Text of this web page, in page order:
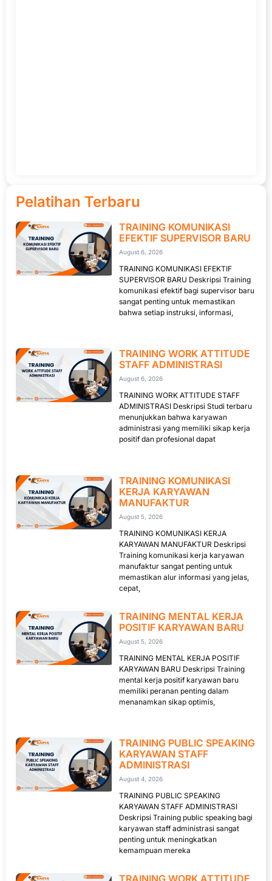
Pelatihan Terbaru
TRAINING KOMUNIKASI
EFEKTIF SUPERVISOR BARU
August 6, 2026
TRAINING KOMUNIKASI EFEKTIF
SUPERVISOR BARU Deskripsi Training
komunikasi efektif bagi supervisor baru
sangat penting untuk memastikan
bahwa setiap instruksi, informasi,
TRAINING WORK ATTITUDE
STAFF ADMINISTRASI
August 6, 2026
TRAINING WORK ATTITUDE STAFF
ADMINISTRASI Deskripsi Studi terbaru
menunjukkan bahwa karyawan
administrasi yang memiliki sikap kerja
positif dan profesional dapat
TRAINING KOMUNIKASI
KERJA KARYAWAN
MANUFAKTUR
August 5, 2026
TRAINING KOMUNIKASI KERJA
KARYAWAN MANUFAKTUR Deskripsi
Training komunikasi kerja karyawan
manufaktur sangat penting untuk
memastikan alur informasi yang jelas,
cepat,
TRAINING MENTAL KERJA
POSITIF KARYAWAN BARU
August 5, 2026
TRAINING MENTAL KERJA POSITIF
KARYAWAN BARU Deskripsi Training
mental kerja positif karyawan baru
memiliki peranan penting dalam
menanamkan sikap optimis,
TRAINING PUBLIC SPEAKING
KARYAWAN STAFF
ADMINISTRASI
August 4, 2026
TRAINING PUBLIC SPEAKING
KARYAWAN STAFF ADMINISTRASI
Deskripsi Training public speaking bagi
karyawan staff administrasi sangat
penting untuk meningkatkan
kemampuan mereka
TRAINING WORK ATTITUDE